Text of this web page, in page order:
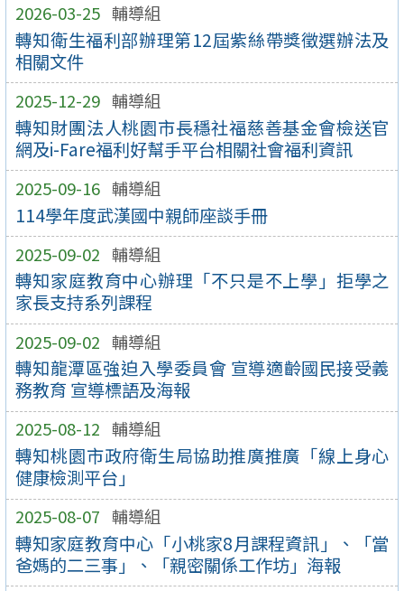
2026-03-25 輔導組
轉知衛生福利部辦理第12屆紫絲帶獎徵選辦法及
相關文件
2025-12-29 輔導組
轉知財團法人桃園市長穩社福慈善基金會檢送官
網及i-Fare福利好幫手平台相關社會福利資訊
2025-09-16 輔導組
114學年度武漢國中親師座談手冊
2025-09-02 輔導組
轉知家庭教育中心辦理「不只是不上學」拒學之
家長支持系列課程
2025-09-02 輔導組
轉知龍潭區強迫入學委員會 宣導適齡國民接受義
務教育 宣導標語及海報
2025-08-12 輔導組
轉知桃園市政府衛生局協助推廣推廣「線上身心
健康檢測平台」
2025-08-07 輔導組
轉知家庭教育中心「小桃家8月課程資訊」、「當
爸媽的二三事」、「親密關係工作坊」海報